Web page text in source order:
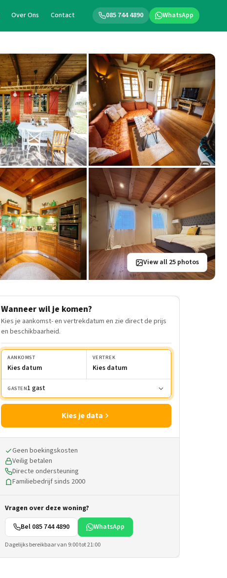
085 744 4890 WhatsApp
Over Ons Contact
View all 25 photos
Wanneer wil je komen?
Kies je aankomst- en vertrekdatum en zie direct de prijs
en beschikbaarheid.
AANKOMST
Kies datum
VERTREK
Kies datum
GASTEN1 gast
Kies je data
Geen boekingskosten
Veilig betalen
Directe ondersteuning
Familiebedrijf sinds 2000
Vragen over deze woning?
Bel 085 744 4890
WhatsApp
Dagelijks bereikbaar van 9:00 tot 21:00